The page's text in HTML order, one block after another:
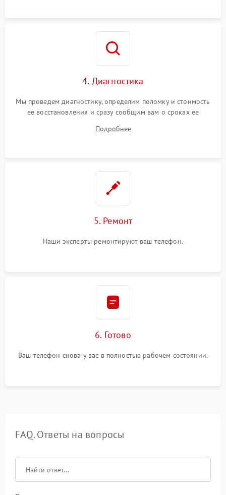
4. Диагностика
Мы проведем диагностику, определим поломку и стоимость
ее восстановления и сразу сообщим вам о сроках ее
Подробнее
5. Ремонт
Наши эксперты ремонтируют ваш телефон.
6. Готово
Ваш телефон снова у вас в полностью рабочем состоянии.
FAQ. Ответы на вопросы